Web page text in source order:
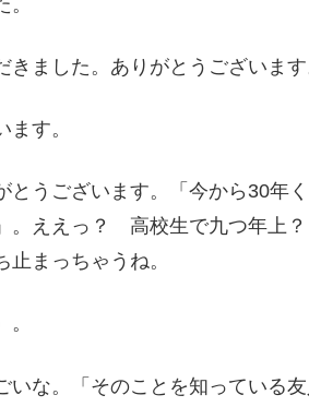
きました。ありがとうございます
ます。
とうございます。「今から30年
。ええっ？ 高校生で九つ年上
まっちゃうね。
いな。「そのことを知っている